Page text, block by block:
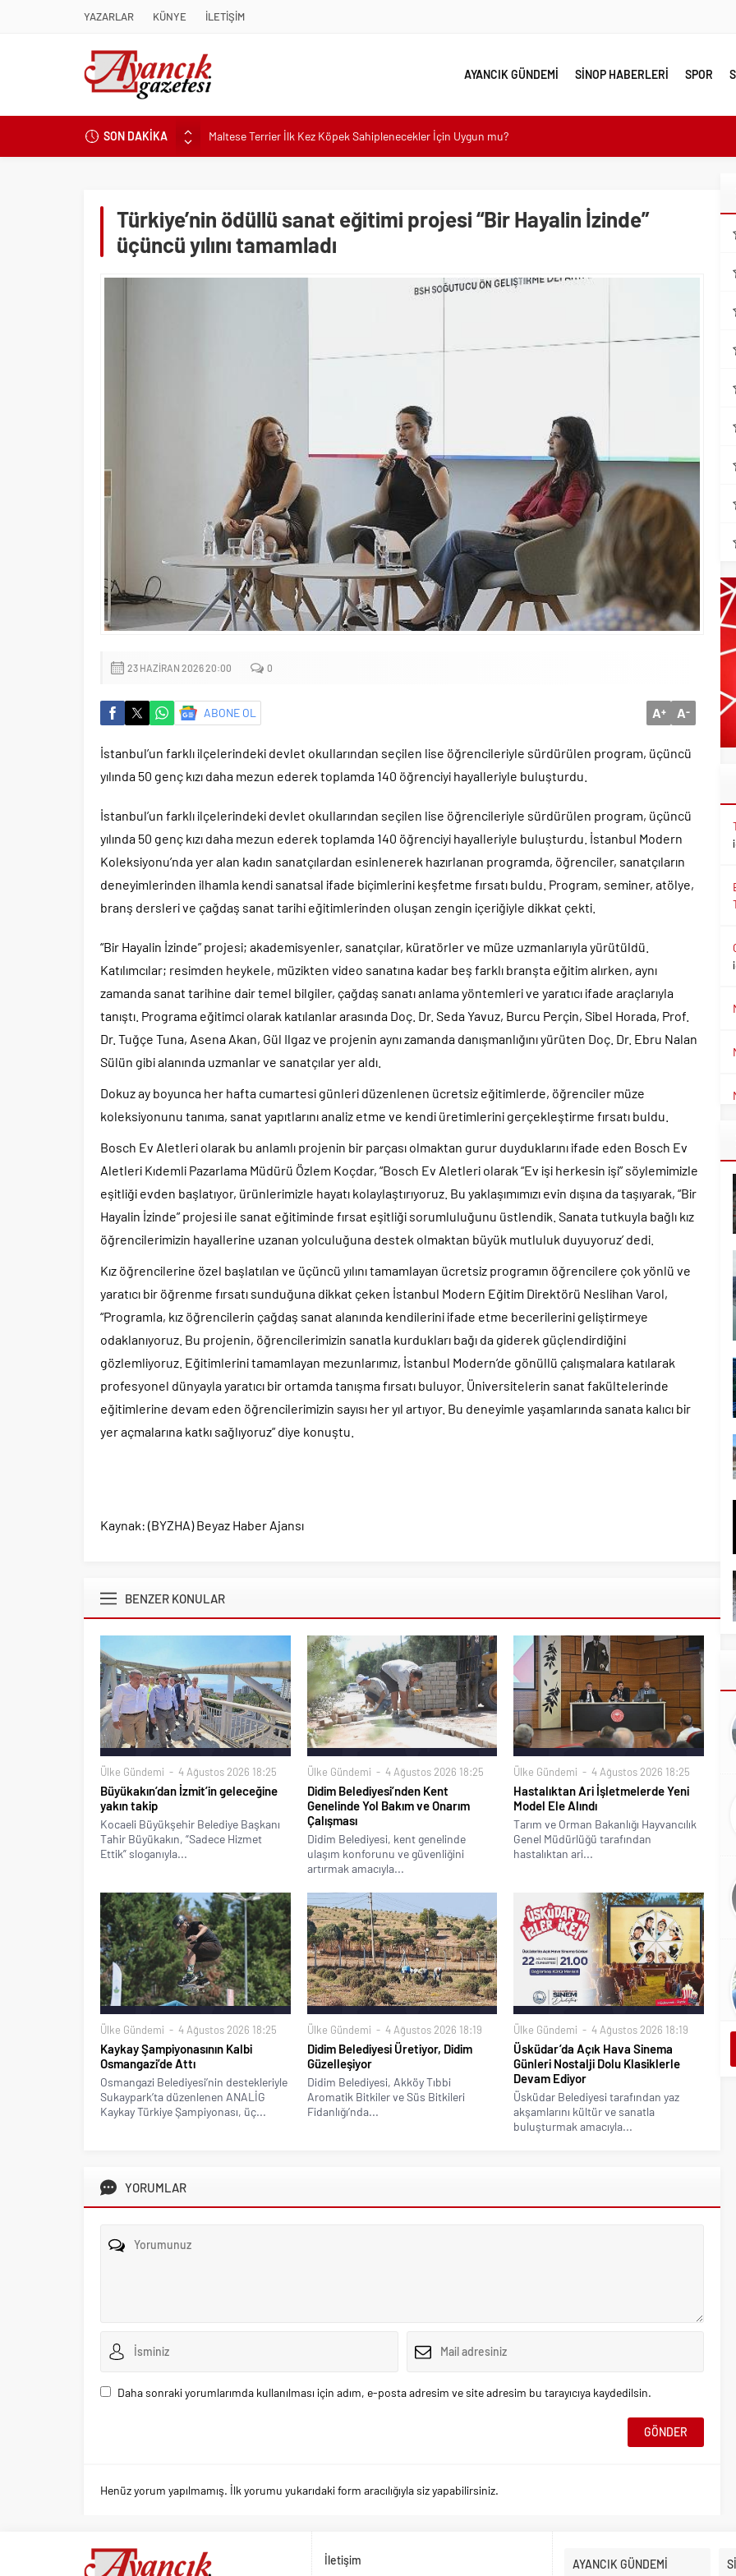
YAZARLAR KÜNYE İLETİŞİM
AYANCIK GÜNDEMİ SİNOP HABERLERİ SPOR
SON DAKİKA
Maltese Terrier İlk Kez Köpek Sahiplenecekler İçin Uygun mu?
Kapadokya Tatilinde Ne Giyilir?
Hastalıktan Ari İşletmelerde Yeni Model Ele Alındı
Kaykay Şampiyonasının Kalbi Osmangazi’de Attı
Didim Belediyesi Üretiyor, Didim Güzelleşiyor
Sinop’ta Denize Girilecek 3 Mükemmel Yer
Türkiye’nin ödüllü sanat eğitimi projesi “Bir Hayalin İzinde”
üçüncü yılını tamamladı
23 HAZIRAN 2026 20:00 0
ABONE OL A+ A-
İstanbul’un farklı ilçelerindeki devlet okullarından seçilen lise öğrencileriyle sürdürülen program, üçüncü
yılında 50 genç kızı daha mezun ederek toplamda 140 öğrenciyi hayalleriyle buluşturdu.
İstanbul’un farklı ilçelerindeki devlet okullarından seçilen lise öğrencileriyle sürdürülen program, üçüncü
yılında 50 genç kızı daha mezun ederek toplamda 140 öğrenciyi hayalleriyle buluşturdu. İstanbul Modern
Koleksiyonu’nda yer alan kadın sanatçılardan esinlenerek hazırlanan programda, öğrenciler, sanatçıların
deneyimlerinden ilhamla kendi sanatsal ifade biçimlerini keşfetme fırsatı buldu. Program, seminer, atölye,
branş dersleri ve çağdaş sanat tarihi eğitimlerinden oluşan zengin içeriğiyle dikkat çekti.
“Bir Hayalin İzinde” projesi; akademisyenler, sanatçılar, küratörler ve müze uzmanlarıyla yürütüldü.
Katılımcılar; resimden heykele, müzikten video sanatına kadar beş farklı branşta eğitim alırken, aynı
zamanda sanat tarihine dair temel bilgiler, çağdaş sanatı anlama yöntemleri ve yaratıcı ifade araçlarıyla
tanıştı. Programa eğitimci olarak katılanlar arasında Doç. Dr. Seda Yavuz, Burcu Perçin, Sibel Horada, Prof.
Dr. Tuğçe Tuna, Asena Akan, Gül Ilgaz ve projenin aynı zamanda danışmanlığını yürüten Doç. Dr. Ebru Nalan
Sülün gibi alanında uzmanlar ve sanatçılar yer aldı.
Dokuz ay boyunca her hafta cumartesi günleri düzenlenen ücretsiz eğitimlerde, öğrenciler müze
koleksiyonunu tanıma, sanat yapıtlarını analiz etme ve kendi üretimlerini gerçekleştirme fırsatı buldu.
Bosch Ev Aletleri olarak bu anlamlı projenin bir parçası olmaktan gurur duyduklarını ifade eden Bosch Ev
Aletleri Kıdemli Pazarlama Müdürü Özlem Koçdar, “Bosch Ev Aletleri olarak “Ev işi herkesin işi” söylemimizle
eşitliği evden başlatıyor, ürünlerimizle hayatı kolaylaştırıyoruz. Bu yaklaşımımızı evin dışına da taşıyarak, “Bir
Hayalin İzinde” projesi ile sanat eğitiminde fırsat eşitliği sorumluluğunu üstlendik. Sanata tutkuyla bağlı kız
öğrencilerimizin hayallerine uzanan yolculuğuna destek olmaktan büyük mutluluk duyuyoruz’ dedi.
Kız öğrencilerine özel başlatılan ve üçüncü yılını tamamlayan ücretsiz programın öğrencilere çok yönlü ve
yaratıcı bir öğrenme fırsatı sunduğuna dikkat çeken İstanbul Modern Eğitim Direktörü Neslihan Varol,
“Programla, kız öğrencilerin çağdaş sanat alanında kendilerini ifade etme becerilerini geliştirmeye
odaklanıyoruz. Bu projenin, öğrencilerimizin sanatla kurdukları bağı da giderek güçlendirdiğini
gözlemliyoruz. Eğitimlerini tamamlayan mezunlarımız, İstanbul Modern’de gönüllü çalışmalara katılarak
profesyonel dünyayla yaratıcı bir ortamda tanışma fırsatı buluyor. Üniversitelerin sanat fakültelerinde
eğitimlerine devam eden öğrencilerimizin sayısı her yıl artıyor. Bu deneyimle yaşamlarında sanata kalıcı bir
yer açmalarına katkı sağlıyoruz” diye konuştu.
Kaynak: (BYZHA) Beyaz Haber Ajansı
BENZER KONULAR
Ülke Gündemi 4 Ağustos 2026 18:25
Büyükakın’dan İzmit’in geleceğine
yakın takip
Kocaeli Büyükşehir Belediye Başkanı
Tahir Büyükakın, “Sadece Hizmet
Ettik” sloganıyla...
Ülke Gündemi 4 Ağustos 2026 18:25
Didim Belediyesi’nden Kent
Genelinde Yol Bakım ve Onarım
Çalışması
Didim Belediyesi, kent genelinde
ulaşım konforunu ve güvenliğini
artırmak amacıyla...
Ülke Gündemi 4 Ağustos 2026 18:25
Hastalıktan Ari İşletmelerde Yeni
Model Ele Alındı
Tarım ve Orman Bakanlığı Hayvancılık
Genel Müdürlüğü tarafından
hastalıktan ari...
Ülke Gündemi 4 Ağustos 2026 18:25
Kaykay Şampiyonasının Kalbi
Osmangazi’de Attı
Osmangazi Belediyesi’nin destekleriyle
Sukaypark’ta düzenlenen ANALİG
Kaykay Türkiye Şampiyonası, üç...
Ülke Gündemi 4 Ağustos 2026 18:19
Didim Belediyesi Üretiyor, Didim
Güzelleşiyor
Didim Belediyesi, Akköy Tıbbi
Aromatik Bitkiler ve Süs Bitkileri
Fidanlığı’nda...
Ülke Gündemi 4 Ağustos 2026 18:19
Üsküdar’da Açık Hava Sinema
Günleri Nostalji Dolu Klasiklerle
Devam Ediyor
Üsküdar Belediyesi tarafından yaz
akşamlarını kültür ve sanatla
buluşturmak amacıyla...
YORUMLAR
Daha sonraki yorumlarımda kullanılması için adım, e-posta adresim ve site adresim bu tarayıcıya kaydedilsin.
Henüz yorum yapılmamış. İlk yorumu yukarıdaki form aracılığıyla siz yapabilirsiniz.
İletişim AYANCIK GÜNDEMİ